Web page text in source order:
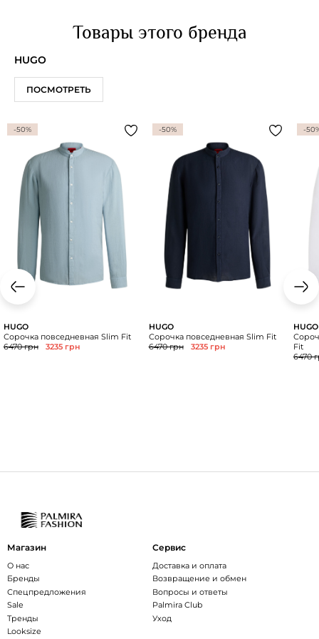
Товары этого бренда
HUGO
ПОСМОТРЕТЬ
-50%
HUGO
Сорочка повседневная Slim Fit
6470 грн
3235 грн
-50%
HUGO
Сорочка повседневная Slim Fit
6470 грн
3235 грн
-
HUGO
Fit
6470
Магазин
О нас
Бренды
Спецпредложения
Sale
Тренды
Looksize
Сервис
Доставка и оплата
Возвращение и обмен
Вопросы и ответы
Palmira Club
Уход